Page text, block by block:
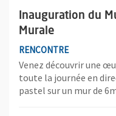
Inauguration du
Murale
RENCONTRE
Venez découvrir une
toute la journée en
pastel sur un mur de